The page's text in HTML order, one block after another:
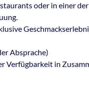
oder in einer
Absprache)
Verfügbarkeit in